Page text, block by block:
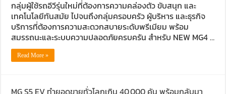
กลุ่มผู้ใช้รถอีวีรุ่นใหม่ที่ต้องการความคล่องตัว ขับสนุก และ
เทคโนโลยีทันสมัย ไปจนถึงกลุ่มครอบครัว ผู้บริหาร และธุรกิจ
บริการที่ต้องการความสะดวกสบายระดับพรีเมียม พร้อม
สมรรถนะและระบบความปลอดภัยครบครัน สำหรับ NEW MG4 …
Read More »
MG S5 EV ทำยอดขายทั่วโลกเกิน 40,000 คัน พร้อมกลับมา